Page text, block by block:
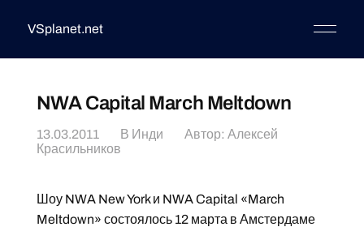
VSplanet.net
NWA Capital March Meltdown
13.03.2011 В Инди Автор: Алексей
Красильников
Шоу NWA New York и NWA Capital «March
Meltdown» состоялось 12 марта в Амстердаме